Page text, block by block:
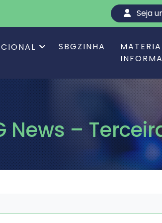
Seja
SBGZINHA
News –